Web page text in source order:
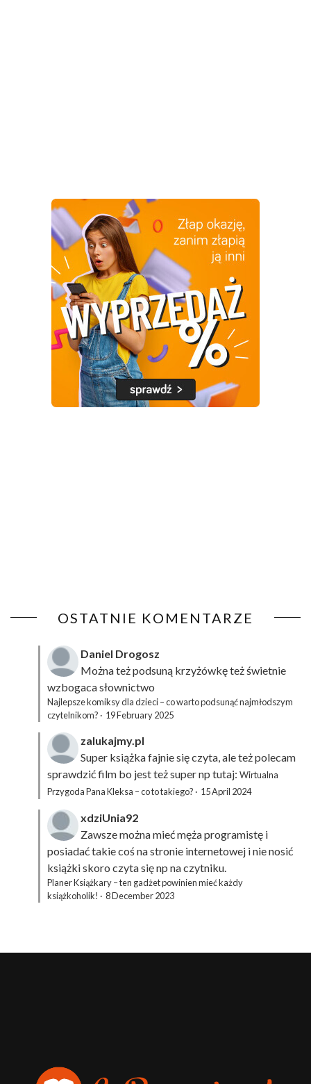
OSTATNIE KOMENTARZE
Daniel Drogosz
Można też podsuną krzyżówkęteż świetnie
wzbogaca słownictwo
Najlepsze komiksy dla dzieci – co warto podsunąć najmłodszym
czytelnikom? · 19 February 2025
zalukajmy.pl
Super książka fajnie się czyta, ale też polecam
sprawdzić film bo jest też super np tutaj: Wirtualna
Przygoda Pana Kleksa – co to takiego? · 15 April 2024
xdziUnia92
Zawsze można mieć męża programistę i
posiadać takie coś na stronie internetowej i nie nosić
książki skoro czyta się np na czytniku.
Planer Książkary – ten gadżet powinien mieć każdy
książkoholik! · 8 December 2023